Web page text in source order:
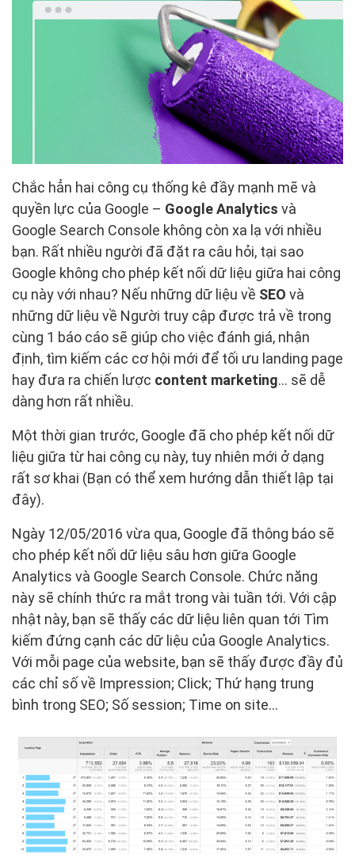
Chắc hẳn hai công cụ thống kê đầy mạnh mẽ và
quyền lực của Google – Google Analytics và
Google Search Console không còn xa lạ với nhiều
bạn. Rất nhiều người đã đặt ra câu hỏi, tại sao
Google không cho phép kết nối dữ liệu giữa hai công
cụ này với nhau? Nếu những dữ liệu về SEO và
những dữ liệu về Người truy cập được trả về trong
cùng 1 báo cáo sẽ giúp cho việc đánh giá, nhận
định, tìm kiếm các cơ hội mới để tối ưu landing page
hay đưa ra chiến lược content marketing… sẽ dễ
dàng hơn rất nhiều.
Một thời gian trước, Google đã cho phép kết nối dữ
liệu giữa từ hai công cụ này, tuy nhiên mới ở dạng
rất sơ khai (Bạn có thể xem hướng dẫn thiết lập tại
đây).
Ngày 12/05/2016 vừa qua, Google đã thông báo sẽ
cho phép kết nối dữ liệu sâu hơn giữa Google
Analytics và Google Search Console. Chức năng
này sẽ chính thức ra mắt trong vài tuần tới. Với cập
nhật này, bạn sẽ thấy các dữ liệu liên quan tới Tìm
kiếm đứng cạnh các dữ liệu của Google Analytics.
Với mỗi page của website, bạn sẽ thấy được đầy đủ
các chỉ số về Impression; Click; Thứ hạng trung
bình trong SEO; Số session; Time on site…